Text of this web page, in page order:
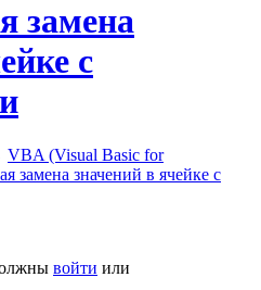
замена
с
VBA (Visual Basic for
замена значений в ячейке с
войти или